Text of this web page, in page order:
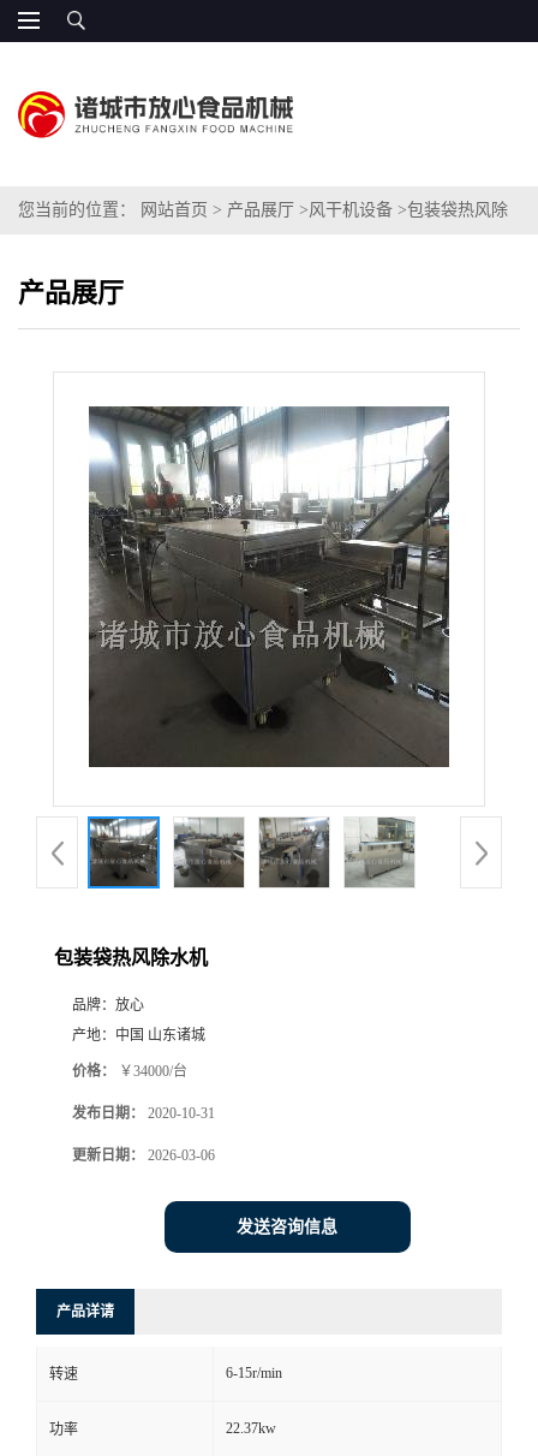
您当前的位置： 网站首页 > 产品展厅 >风干机设备 >包装袋热风除
产品展厅
包装袋热风除水机
品牌： 放心
产地： 中国 山东诸城
价格： ￥34000/台
发布日期： 2020-10-31
更新日期： 2026-03-06
发送咨询信息
产品详请
转速 6-15r/min
功率 22.37kw